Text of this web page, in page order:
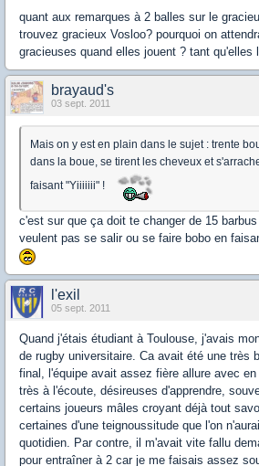
quant aux remarques à 2 balles sur le
trouvez gracieux Vosloo? pourquoi on
gracieuses quand elles jouent ? tant qu'elles
brayaud's
03 sept. 2011
Mais on y est en plain dans le sujet : trente
dans la boue, se tirent les cheveux et
faisant "Yiiiiiii" !
c'est sur que ça doit te changer de 15
veulent pas se salir ou se faire bobo en
l'exil
05 sept. 2011
Quand j'étais étudiant à Toulouse, j'avais
de rugby universitaire. Ca avait été une très
final, l'équipe avait assez fière allure avec
très à l'écoute, désireuses d'apprendre,
certains joueurs mâles croyant déjà tout
certaines d'une teignoussitude que l'on
quotidien. Par contre, il m'avait vite fallu
pour entraîner à 2 car je me faisais assez